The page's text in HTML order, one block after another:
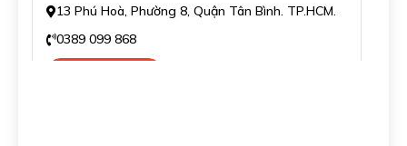
13 Phú Hoà, Phường 8, Quận Tân Bình. TP.HCM.
0389 099 868